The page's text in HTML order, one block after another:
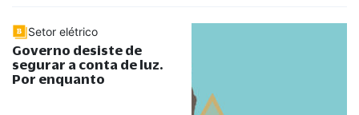
Setor elétrico
Governo desiste de
segurar a conta de luz.
Por enquanto